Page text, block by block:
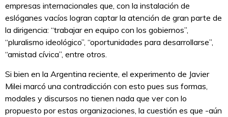
empresas internacionales que, con la instalación de
eslóganes vacíos logran captar la atención de gran parte de
la dirigencia: “trabajar en equipo con los gobiernos”,
“pluralismo ideológico”, “oportunidades para desarrollarse”,
“amistad cívica”, entre otros.
Si bien en la Argentina reciente, el experimento de Javier
Milei marcó una contradicción con esto pues sus formas,
modales y discursos no tienen nada que ver con lo
propuesto por estas organizaciones, la cuestión es que -aún